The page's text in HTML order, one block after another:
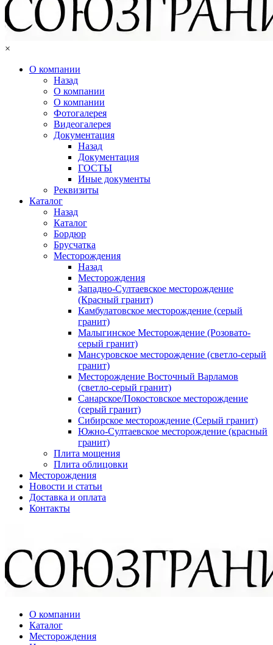
×
О компании
Назад
О компании
О компании
Фотогалерея
Видеогалерея
Документация
Назад
Документация
ГОСТЫ
Иные документы
Реквизиты
Каталог
Назад
Каталог
Бордюр
Брусчатка
Месторождения
Назад
Месторождения
Западно-Султаевское месторождение
(Красный гранит)
Камбулатовское месторождение (cерый
гранит)
Малыгинское Месторождение (Розовато-
серый гранит)
Мансуровское месторождение (светло-серый
гранит)
Месторождение Восточный Варламов
(светло-серый гранит)
Санарское/Покостовское месторождение
(серый гранит)
Сибирское месторождение (Серый гранит)
Южно-Султаевское месторождение (красный
гранит)
Плита мощения
Плита облицовки
Месторождения
Новости и статьи
Доставка и оплата
Контакты
О компании
Каталог
Месторождения